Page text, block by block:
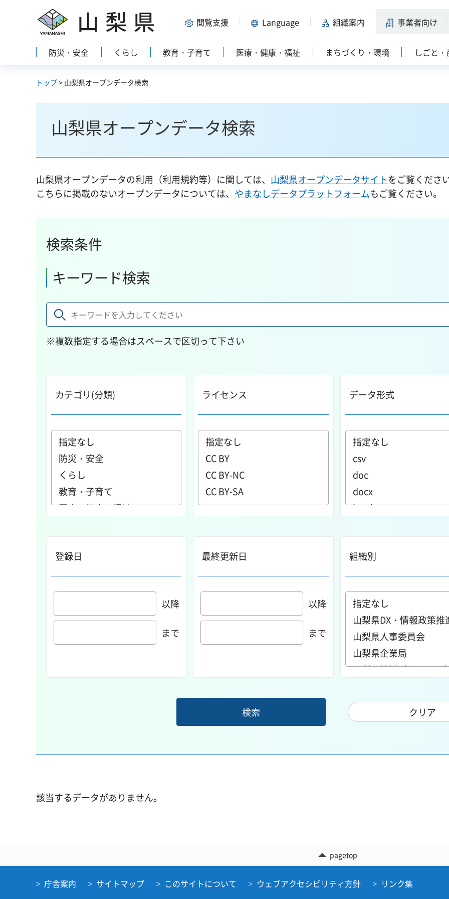
山梨県 閲覧支援 Language 組織案内 事業者向け
防災・安全 くらし 教育・子育て 医療・健康・福祉 まちづくり・環境 しごと
トップ> 山梨県オープンデータ検索
山梨県オープンデータ検索
山梨県オープンデータの利用（利用規約等）に関しては、 山梨県オープンデータサイトをご覧くださ
こちらに掲載のないオープンデータについては、 やまなしデータプラットフォームもご覧ください。
検索条件
キーワード検索
※複数指定する場合はスペースで区切って下さい
カテゴリ(分類) ライセンス データ形式
登録日
以降
まで
最終更新日
以降
まで
組織別
該当するデータがありません。
pagetop
庁舎案内 サイトマップ このサイトについて ウェブアクセシビリティ方針 リンク集